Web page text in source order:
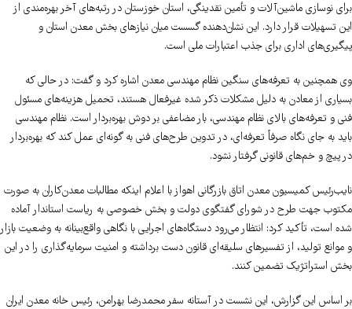
برای نوسازی ماشین‌آلات و تأمین نقدینگی، استان خوزستان در رتبه‌های آخر بهره‌مندی از
این تسهیلات قرار دارد. این نشان‌دهنده گسست میان نیازهای بخش معدن استان و
پیگیری‌های اداری برای جذب اعتبارات ملی است.
وی همچنین به تعرفه‌های سنگین نظام مهندسی معدن اشاره کرد و گفت: در حالی که
بسیاری از معادن به دلیل مشکلات ذکر شده غیرفعال هستند، تحمیل هزینه‌های مسئول
فنی و تعرفه‌های بالای نظام مهندسی، بار مضاعفی بر دوش بهره‌بردار است. نظام مهندسی
باید به جای نگاه صرفاً تعرفه‌ای، در تدوین طرح‌های فنی به گونه‌ای عمل کند که بهره‌بردار
در پیچ‌ و خم‌های قانونی گرفتار نشود.
نایب‌رئیس کمیسیون معدن اتاق بازرگانی اهواز با اعلام اینکه مطالبات معدن‌کاران به صورت
مکتوب جهت طرح در شورای گفتگوی دولت و بخش خصوصی به ریاست استاندار آماده
شده است، تأکید کرد: انتظار می‌رود دستگاه‌های اجرایی با نگاهی واقع‌بینانه به وضعیت بازار
و موانع تولید، از تفسیرهای سلیقه‌ای قانون دست برداشته و امنیت سرمایه‌گذاری را در این
بخش استراتژیک تضمین کنند.
بر اساس این گزارش، این نشست در آستانه سفر محمدرضا بهرامن، رئیس خانه معدن ایران